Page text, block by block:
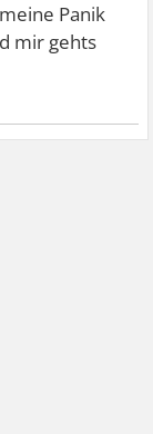
Panik
mir gehts